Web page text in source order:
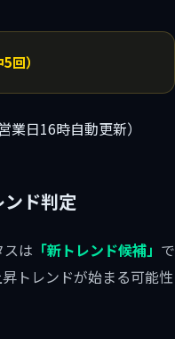
回）
日16時自動更新）
ド判定
は 「新トレンド候補」 で
トレンドが始まる可能性